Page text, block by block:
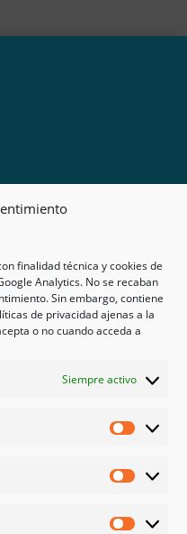
finalidad técnica y cookies de
Analytics. No se recaban
Sin embargo, contiene
de privacidad ajenas a la
o no cuando acceda a
Siempre activo